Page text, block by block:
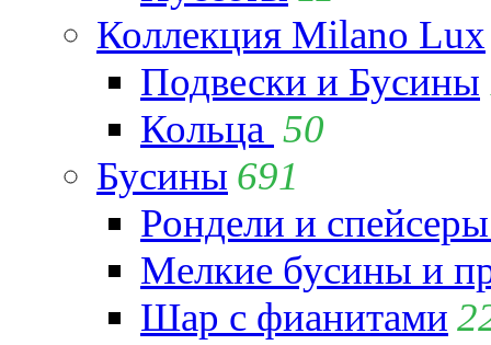
Коллекция Milano Lux
Подвески и Бусины
Кольца 50
Бусины 691
Рондели и
Мелкие бусины и
Шар с фианитами